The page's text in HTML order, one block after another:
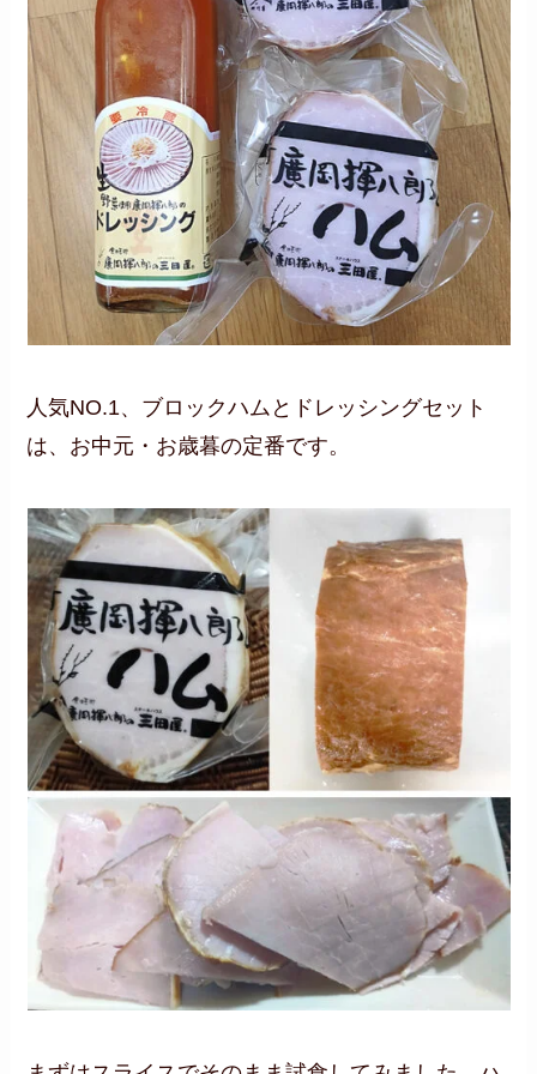
人気NO.1、ブロックハムとドレッシングセット
は、お中元・お歳暮の定番です。